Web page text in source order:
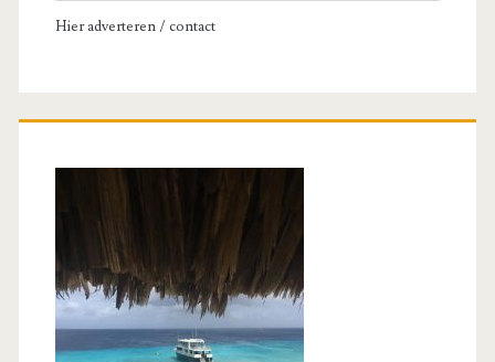
Hier adverteren / contact